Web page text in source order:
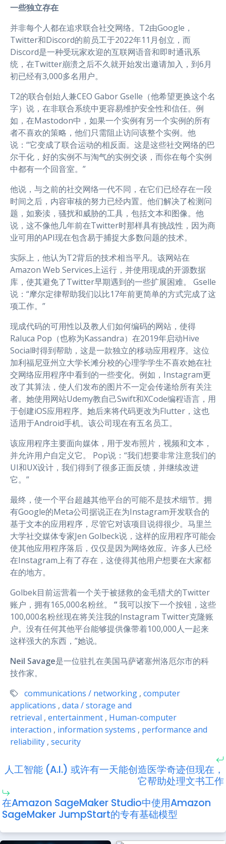
一些独立存在
并非每个人都在追求联合社交网络。T2由Google，
Twitter和Discord的前员工于2022年11月创立，而
Discord是一种受玩家欢迎的互联网语音和即时通讯系
统，在Twitter崩溃之后不久就开始发出邀请加入，到6月
初已经有3,000多名用户。
T2的联合创始人兼CEO Gabor Gselle（他希望更换这个名
字）说，在非联合系统中更容易维护安全性和信任。例
如，在Mastodon中，如果一个实例有另一个实例的所有
者不喜欢的策略，他们只需阻止访问该整个实例。他
说：“它变成了联合运动的相反面。这是这些社交网络的巴
尔干化，好的实例不与淘气的实例交谈，而你在每个实例
中都有一个回音室。”
他说，与之前的社交网络一代不同，在它们已经存在一段
时间之后，内容审核的努力已经内置。他们解决了检测问
题，如亵渎，骚扰和威胁的工具，包括文本和图像。他
说，这不像他几年前在Twitter时那样具有挑战性，因为商
业可用的API现在包含易于捕捉大多数问题的技术。
实际上，他认为T2背后的技术相当平凡。该网站在
Amazon Web Services上运行，并使用现成的开源数据
库，使其避免了Twitter早期遇到的一些扩展困难。 Gselle
说：“摩尔定律帮助我们以比17年前更简单的方式完成了这
项工作。”
现成代码的可用性以及教人们如何编码的网站，使得
Raluca Pop（也称为Kassandra）在2019年启动Hive
Social时得到帮助，这是一款独立的移动应用程序。这位
加利福尼亚州立大学长滩分校的心理学学生不喜欢她在社
交网络应用程序中看到的一些变化。例如，Instagram更
改了其算法，使人们发布的图片不一定会传递给所有关注
者。她使用网站Udemy教自己Swift和XCode编程语言，用
于创建iOS应用程序。她后来将代码更改为Flutter，这也
适用于Android手机。该公司现在有五名员工。
该应用程序主要面向媒体，用于发布照片，视频和文本，
并允许用户自定义它。 Pop说：“我们想要非常注意我们的
UI和UX设计，我们得到了很多正面反馈，并继续改进
它。”
最终，使一个平台超越其他平台的可能不是技术细节。拥
有Google的Meta公司据说正在为Instagram开发联合的
基于文本的应用程序，尽管它对该项目说得很少。马里兰
大学社交媒体专家Jen Golbeck说，这样的应用程序可能会
使其他应用程序落后，仅仅是因为网络效应。许多人已经
在Instagram上有了存在，这使得其他用户想要在大家都
在的地方。
Golbek目前运营着一个关于被拯救的金毛猎犬的Twitter
账户，拥有165,000名粉丝。 “我可以按下一个按钮，这些
100,000名粉丝现在将关注我的Instagram Twitter克隆账
户。没有任何其他平台能够提供像带着100,000人一起来
这样强大的东西，”她说。
Neil Savage是一位驻扎在美国马萨诸塞州洛厄尔市的科
技作家。
communications / networking , computer
applications , data / storage and
retrieval , entertainment , Human-computer
interaction , information systems , performance and
reliability , security
人工智能 (A.I.) 或许有一天能创造医学奇迹但现在，
它帮助处理文书工作
在Amazon SageMaker Studio中使用Amazon
SageMaker JumpStart的专有基础模型